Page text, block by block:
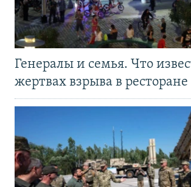
Генералы и семья. Что
жертвах взрыва в ресторане